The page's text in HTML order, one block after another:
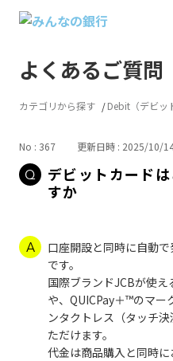
よくあるご質問
カテゴリから探す Debit（デビッ
No : 367 更新日時 : 2025/10/
デビットカード
すか
口座開設と同時に自動
です。
国際ブランドJCBが使
や、QUICPay＋™のマー
ンタクトレス（タッチ
ただけます。
代金は商品購入と同時に